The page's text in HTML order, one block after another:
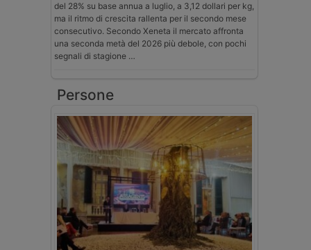
del 28% su base annua a luglio, a 3,12 dollari per kg,
ma il ritmo di crescita rallenta per il secondo mese
consecutivo. Secondo Xeneta il mercato affronta
una seconda metà del 2026 più debole, con pochi
segnali di stagione …
Persone